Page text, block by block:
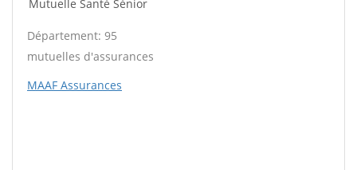
Mutuelle Santé Sénior
Département: 95
mutuelles d'assurances
MAAF Assurances